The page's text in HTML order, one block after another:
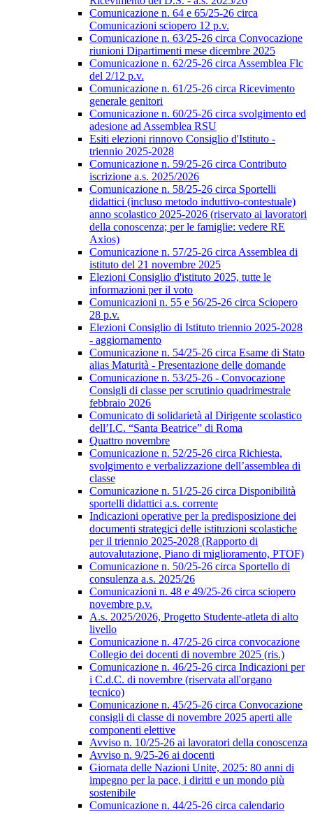
Comunicazione n. 64 e 65/25-26 circa
Comunicazioni sciopero 12 p.v.
Comunicazione n. 63/25-26 circa Convocazione
riunioni Dipartimenti mese dicembre 2025
Comunicazione n. 62/25-26 circa Assemblea Flc
del 2/12 p.v.
Comunicazione n. 61/25-26 circa Ricevimento
generale genitori
Comunicazione n. 60/25-26 circa svolgimento ed
adesione ad Assemblea RSU
Esiti elezioni rinnovo Consiglio d'Istituto -
triennio 2025-2028
Comunicazione n. 59/25-26 circa Contributo
iscrizione a.s. 2025/2026
Comunicazione n. 58/25-26 circa Sportelli
didattici (incluso metodo induttivo-contestuale)
anno scolastico 2025-2026 (riservato ai lavoratori
della conoscenza; per le famiglie: vedere RE
Axios)
Comunicazione n. 57/25-26 circa Assemblea di
istituto del 21 novembre 2025
Elezioni Consiglio d'istituto 2025, tutte le
informazioni per il voto
Comunicazioni n. 55 e 56/25-26 circa Sciopero
28 p.v.
Elezioni Consiglio di Istituto triennio 2025-2028
- aggiornamento
Comunicazione n. 54/25-26 circa Esame di Stato
alias Maturità - Presentazione delle domande
Comunicazione n. 53/25-26 - Convocazione
Consigli di classe per scrutinio quadrimestrale
febbraio 2026
Comunicato di solidarietà al Dirigente scolastico
dell’I.C. “Santa Beatrice” di Roma
Quattro novembre
Comunicazione n. 52/25-26 circa Richiesta,
svolgimento e verbalizzazione dell’assemblea di
classe
Comunicazione n. 51/25-26 circa Disponibilità
sportelli didattici a.s. corrente
Indicazioni operative per la predisposizione dei
documenti strategici delle istituzioni scolastiche
per il triennio 2025-2028 (Rapporto di
autovalutazione, Piano di miglioramento, PTOF)
Comunicazione n. 50/25-26 circa Sportello di
consulenza a.s. 2025/26
Comunicazioni n. 48 e 49/25-26 circa sciopero
novembre p.v.
A.s. 2025/2026, Progetto Studente-atleta di alto
livello
Comunicazione n. 47/25-26 circa convocazione
Collegio dei docenti di novembre 2025 (ris.)
Comunicazione n. 46/25-26 circa Indicazioni per
i C.d.C. di novembre (riservata all'organo
tecnico)
Comunicazione n. 45/25-26 circa Convocazione
consigli di classe di novembre 2025 aperti alle
componenti elettive
Avviso n. 10/25-26 ai lavoratori della conoscenza
Avviso n. 9/25-26 ai docenti
Giornata delle Nazioni Unite, 2025: 80 anni di
impegno per la pace, i diritti e un mondo più
sostenibile
Comunicazione n. 44/25-26 circa calendario